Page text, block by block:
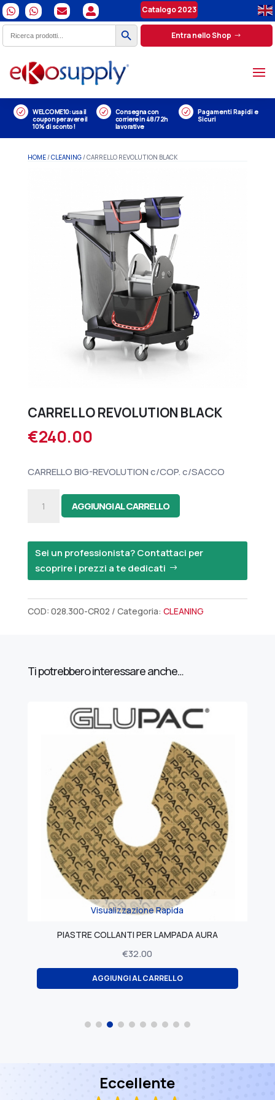
    Catalogo 2023
Search
for:
Search Button
Entra nello Shop
R
WELCOME10: usa il
coupon per avere il
10% di sconto!
R
Consegna con
corriere in 48/72h
lavorative
R
Pagamenti Rapidi e
Sicuri
HOME/CLEANING/ CARRELLO REVOLUTION BLACK
CARRELLO REVOLUTION BLACK
€240.00
CARRELLO BIG-REVOLUTION c/COP. c/SACCO
CARRELLO
REVOLUTION
quantità
AGGIUNGI AL CARRELLO
Sei un professionista? Contattaci per
scoprire i prezzi a te dedicati
COD: 028.300-CR02 Categoria: CLEANING
Ti potrebbero interessare anche…
Visualizzazione Rapida
PIASTRE COLLANTI PER LAMPADA AURA
32.00
AGGIUNGI AL CARRELLO
Eccellente